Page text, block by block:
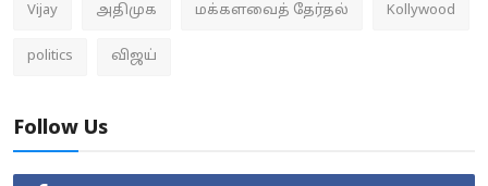
Vijay அதிமுக மக்களவைத் தேர்தல் Kollywood
politics விஜய்
Follow Us